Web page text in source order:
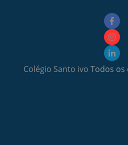
Colégio Santo ivo Todos